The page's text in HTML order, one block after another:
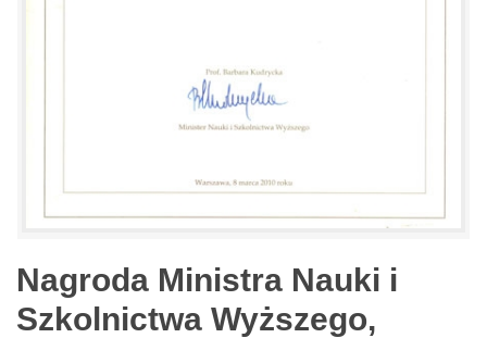
Nagroda Ministra Nauki i
Szkolnictwa Wyższego,